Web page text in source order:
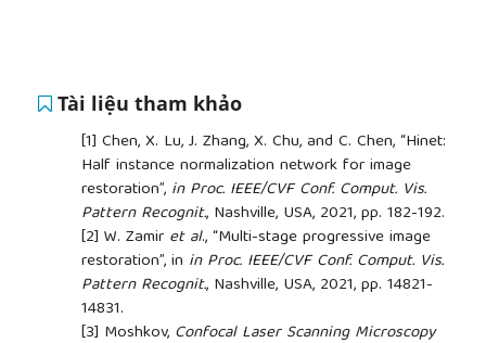
Tài liệu tham khảo
[1] Chen, X. Lu, J. Zhang, X. Chu, and C. Chen, “Hinet:
Half instance normalization network for image
restoration”, in Proc. IEEE/CVF Conf. Comput. Vis.
Pattern Recognit., Nashville, USA, 2021, pp. 182-192.
[2] W. Zamir et al., “Multi-stage progressive image
restoration”, in in Proc. IEEE/CVF Conf. Comput. Vis.
Pattern Recognit., Nashville, USA, 2021, pp. 14821-
14831.
[3] Moshkov, Confocal Laser Scanning Microscopy